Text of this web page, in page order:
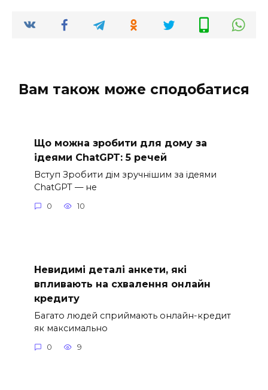
Вам також може сподобатися
Що можна зробити для дому за
ідеями ChatGPT: 5 речей
Вступ Зробити дім зручнішим за ідеями
ChatGPT — не
0 10
Невидимі деталі анкети, які
впливають на схвалення онлайн
кредиту
Багато людей сприймають онлайн-кредит
як максимально
0 9